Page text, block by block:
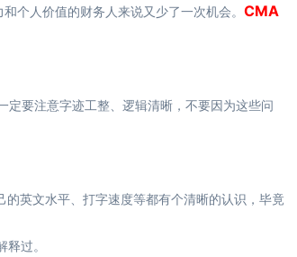
个人价值的财务人来说又少了一次机会。 CMA
要注意字迹工整、逻辑清晰，不要因为这些问
英文水平、打字速度等都有个清晰的认识，毕竟
过。